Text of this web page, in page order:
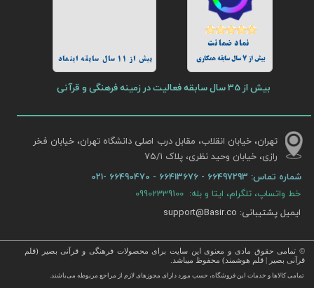
© تمامی حقوق مادی و معنوی این سایت برای محصولات فرهنگی و قرآنی بصیر (قلم
قرآنی بصیر | قلم هوشمند) محفوظ میباشد.
تمامی كالاها و خدمات این فروشگاه، حسب مورد دارای مجوزهای لازم از مراجع مربوطه می‌باشند.
، انواع قلم قرآنی ، انواع کتاب نفیس و قرآن نفیس , قرآن عروس , کتب نفیس و معطر , کتاب چرمی و سایر محصولات
بیش از 11 سال سابقه اینماد
بیش از 35 سال سابقه فعالیت در زمینه فرهنگی و قرآنی
بیش از 7 سال سابقه همکاری
تهران، خیابان انقلاب، مقابل درب اصلی دانشگاه تهران، خیابان فخر
رازی، خیابان وحید نظری، پلاک ۷۵/۱​​​​​​​
شماره تماس:
خط واتساپ، تلگرام، ایتا و بله: 09902339100
ایمیل پشتیبانی: support@Basir.co